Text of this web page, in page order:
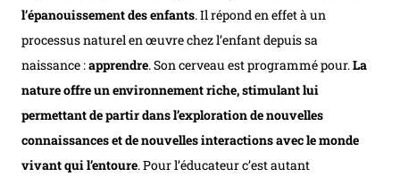
l’épanouissement des enfants. Il répond en effet à un
processus naturel en œuvre chez l’enfant depuis sa
naissance :apprendre. Son cerveau est programmé pour.La
nature offre un environnement riche, stimulant lui
permettant de partir dans l’exploration de nouvelles
connaissances et de nouvelles interactions avec le monde
vivant qui l’entoure. Pour l’éducateur c’est autant